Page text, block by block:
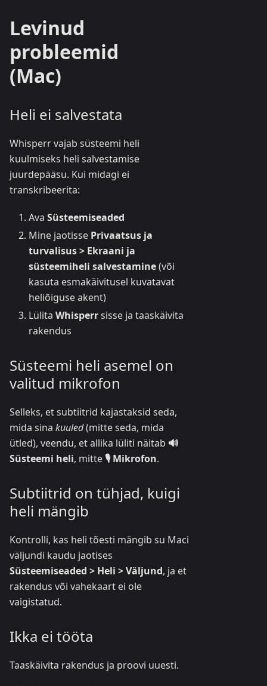
Levinud
probleemid
(Mac)
Heli ei salvestata
Whisperr vajab süsteemi heli
kuulmiseks heli salvestamise
juurdepääsu. Kui midagi ei
transkribeerita:
Ava Süsteemiseaded
Mine jaotisse Privaatsus ja
turvalisus > Ekraani ja
süsteemiheli salvestamine(või
kasuta esmakäivitusel kuvatavat
heliõiguse akent)
Lülita Whisperrsisse ja taaskäivita
rakendus
Süsteemi heli asemel on
valitud mikrofon
Selleks, et subtiitrid kajastaksid seda,
mida sina kuuled(mitte seda, mida
ütled), veendu, et allika lüliti näitab 🔊
Süsteemi heli, mitte🎙️ Mikrofon.
Subtiitrid on tühjad, kuigi
heli mängib
Kontrolli, kas heli tõesti mängib su Maci
väljundi kaudu jaotises
Süsteemiseaded > Heli > Väljund, ja et
rakendus või vahekaart ei ole
vaigistatud.
Ikka ei tööta
Taaskäivita rakendus ja proovi uuesti.